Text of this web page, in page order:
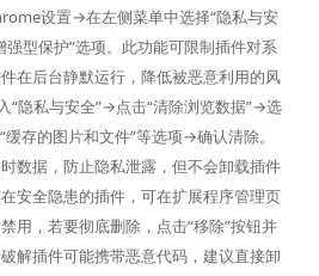
设置→在左侧菜单中选择“隐私与安
型保护”选项。此功能可限制插件对系
在后台静默运行，降低被恶意利用的风
“隐私与安全”→点击“清除浏览数据”→选
存的图片和文件”等选项→确认清除。
数据，防止隐私泄露，但不会卸载插件
安全隐患的插件，可在扩展程序管理页
用，若要彻底删除，点击“移除”按钮并
解插件可能携带恶意代码，建议直接卸